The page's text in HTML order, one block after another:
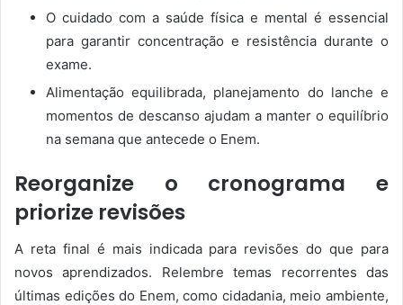
O cuidado com a saúde física e mental é essencial
para garantir concentração e resistência durante o
exame.
Alimentação equilibrada, planejamento do lanche e
momentos de descanso ajudam a manter o equilíbrio
na semana que antecede o Enem.
Reorganize o cronograma e
priorize revisões
A reta final é mais indicada para revisões do que para
novos aprendizados. Relembre temas recorrentes das
últimas edições do Enem, como cidadania, meio ambiente,